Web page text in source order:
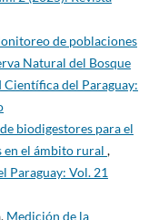
de poblaciones
Natural del Bosque
Científica del Paraguay:
biodigestores para el
en el ámbito rural ,
Paraguay: Vol. 21
Medición de la